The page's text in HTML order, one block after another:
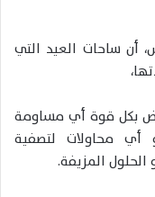
أن ساحات العيد التي
بكل قوة أي مساومة
أي محاولات لتصفية
المزيفة.